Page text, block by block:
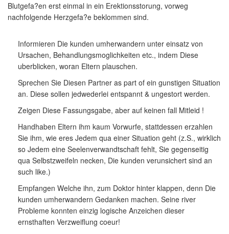
Blutgefa?en erst einmal in ein Erektionsstorung, vorweg
nachfolgende Herzgefa?e beklommen sind.
Informieren Die kunden umherwandern unter einsatz von
Ursachen, Behandlungsmoglichkeiten etc., indem Diese
uberblicken, woran Eltern plauschen.
Sprechen Sie Diesen Partner as part of ein gunstigen Situation
an. Diese sollen jedwederlei entspannt & ungestort werden.
Zeigen Diese Fassungsgabe, aber auf keinen fall Mitleid !
Handhaben Eltern ihm kaum Vorwurfe, stattdessen erzahlen
Sie ihm, wie eres Jedem qua einer Situation geht (z.S., wirklich
so Jedem eine Seelenverwandtschaft fehlt, Sie gegenseitig
qua Selbstzweifeln necken, Die kunden verunsichert sind an
such like.)
Empfangen Welche ihn, zum Doktor hinter klappen, denn Die
kunden umherwandern Gedanken machen. Seine river
Probleme konnten einzig logische Anzeichen dieser
ernsthaften Verzweiflung coeur!